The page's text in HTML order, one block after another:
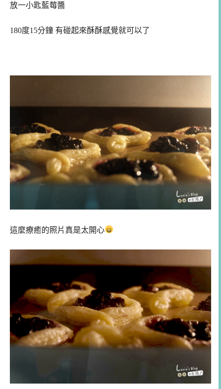
放一小匙藍莓醬
180度15分鐘 有碰起來酥酥感覺就可以了
這麼療癒的照片真是太開心